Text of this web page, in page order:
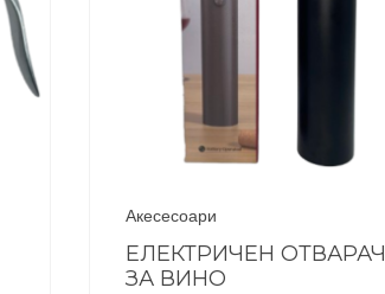
Акесесоари
ЕЛЕКТРИЧЕН ОТВАРАЧ
ЗА ВИНО